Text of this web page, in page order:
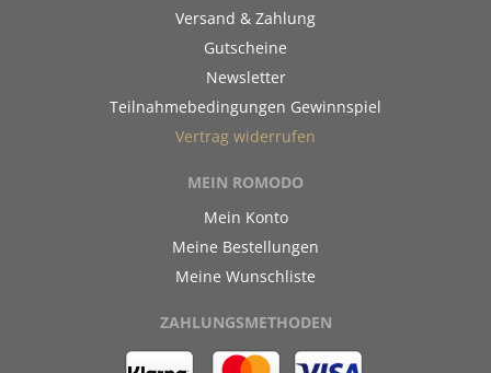
Versand & Zahlung
Gutscheine
Newsletter
Teilnahmebedingungen Gewinnspiel
Vertrag widerrufen
MEIN ROMODO
Mein Konto
Meine Bestellungen
Meine Wunschliste
ZAHLUNGSMETHODEN